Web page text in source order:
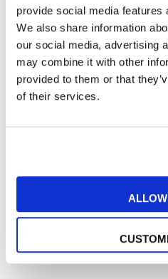
provide social media features
We also share information
our social media, advertising
may combine it with other
provided to them or that
of their services.
percorso più
My English School
Via Edmondo de
Trustpilot